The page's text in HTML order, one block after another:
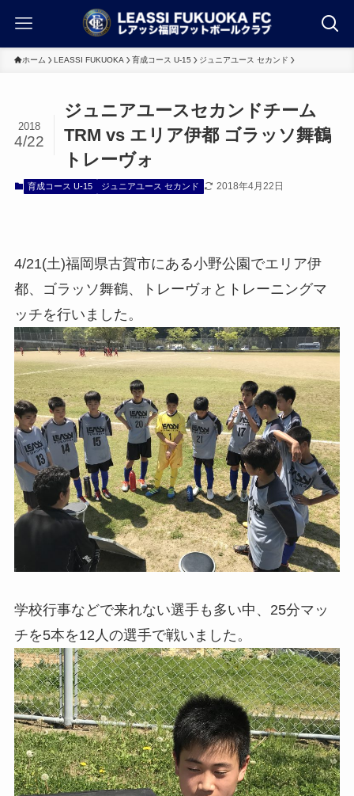
ホーム LEASSI FUKUOKA 育成コース U-15 ジュニアユース セカンド
ジュニアユースセカンドチーム
TRM vs エリア伊都 ゴラッソ舞鶴
トレーヴォ
2018
4/22
育成コース U-15 ジュニアユース セカンド 2018年4月22日
4/21(土)福岡県古賀市にある小野公園でエリア伊
都、ゴラッソ舞鶴、トレーヴォとトレーニングマ
ッチを行いました。
学校行事などで来れない選手も多い中、25分マッ
チを5本を12人の選手で戦いました。